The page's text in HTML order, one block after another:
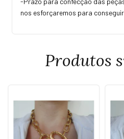
nos esforçaremos para
Produtos